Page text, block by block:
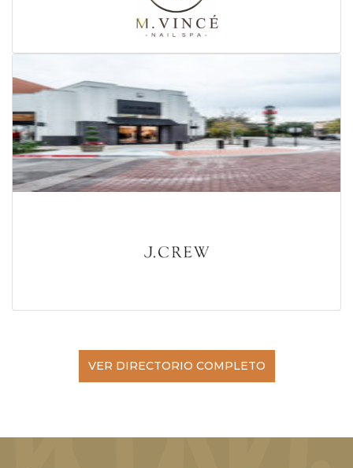
VER DIRECTORIO COMPLETO